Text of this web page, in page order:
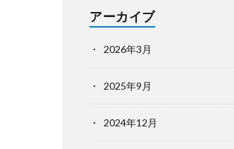
アーカイブ
2026年3月
2025年9月
2024年12月